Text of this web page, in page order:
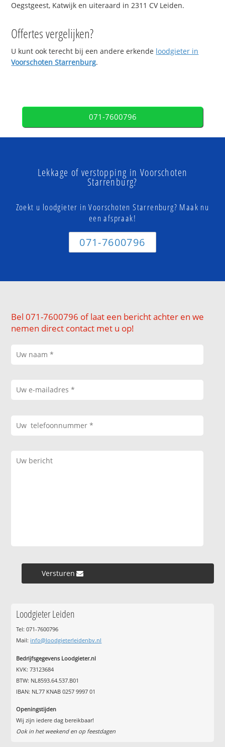
Oegstgeest, Katwijk en uiteraard in 2311 CV Leiden.
Offertes vergelijken?
U kunt ook terecht bij een andere erkende loodgieter in
Voorschoten Starrenburg.
071-7600796
Lekkage of verstopping in Voorschoten
Starrenburg?
Zoekt u loodgieter in Voorschoten Starrenburg? Maak nu
een afspraak!
071-7600796
Bel 071-7600796 of laat een bericht achter en we
nemen direct contact met u op!
Versturen »
Loodgieter Leiden
Tel: 071-7600796
Mail: info@loodgieterleidenbv.nl
Bedrijfsgegevens Loodgieter.nl
KVK: 73123684
BTW: NL8593.64.537.B01
IBAN: NL77 KNAB 0257 9997 01
Openingstijden
Wij zijn iedere dag bereikbaar!
Ook in het weekend en op feestdagen